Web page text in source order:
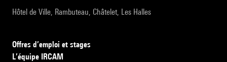
Hôtel de Ville, Rambuteau, Châtelet, Les Halles
Offres d’emploi et stages
L’équipe IRCAM